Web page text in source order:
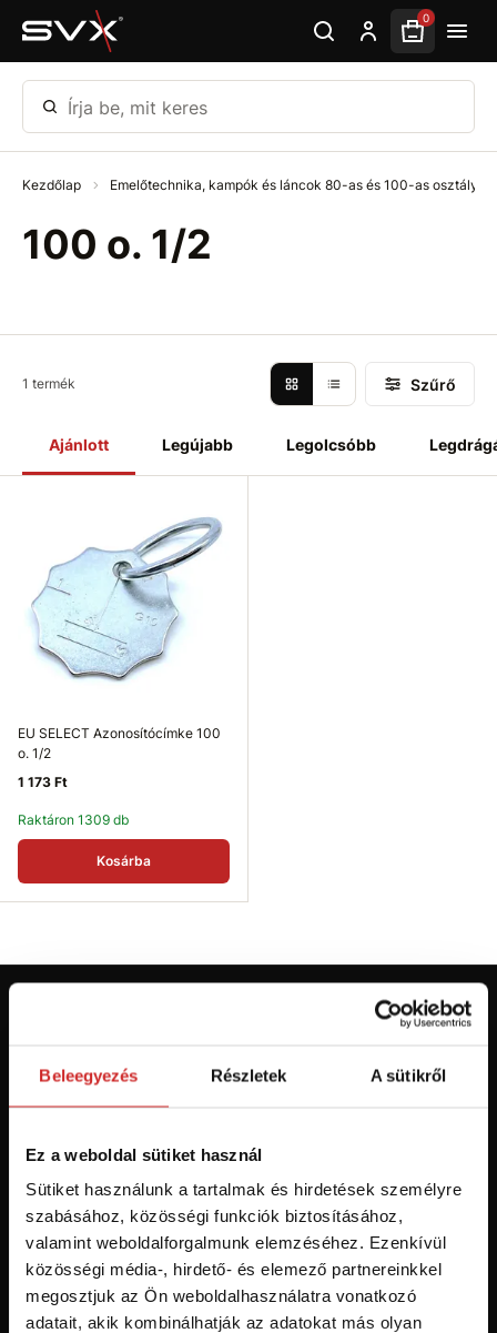
Beleegyezés Részletek A sütikről
Ez a weboldal sütiket használ
Sütiket használunk a tartalmak és hirdetések személyre
szabásához, közösségi funkciók biztosításához,
valamint weboldalforgalmunk elemzéséhez. Ezenkívül
közösségi média-, hirdető- és elemező partnereinkkel
megosztjuk az Ön weboldalhasználatra vonatkozó
adatait, akik kombinálhatják az adatokat más olyan
Ugrás az oldal fő részéhez 0
Írja be, mit keres
Kezdőlap Emelőtechnika, kampók és láncok 80-as és 100-as osztály
100 o. 1/2
Ajánlott Legújabb Legolcsóbb
1 termék Szűrő
EU SELECT Azonosítócímke 100
o. 1/2
1 173 Ft
Raktáron 1309 db
Kosárba
Először jár az svx.hu-n? Regisztráljon és
újdonságokról és akciókról.
értesítések küldése céljából - 16 éven felüli személyek számára
ajánlott!